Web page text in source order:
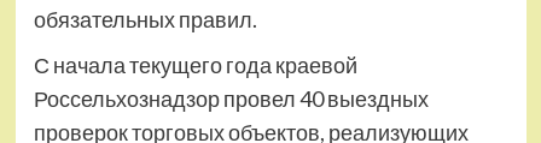
обязательных правил.
С начала текущего года краевой
Россельхознадзор провел 40 выездных
проверок торговых объектов, реализующих